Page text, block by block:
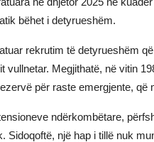
bëhet i detyrueshëm.
rekrutim të detyrueshëm
vullnetar. Megjithatë, në vitin
për raste emergjente, që
ndërkombëtare,
Sidoqoftë, një hap i tillë nuk